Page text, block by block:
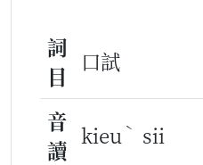
詞
目
口試
音
讀
kieu ˋ sii